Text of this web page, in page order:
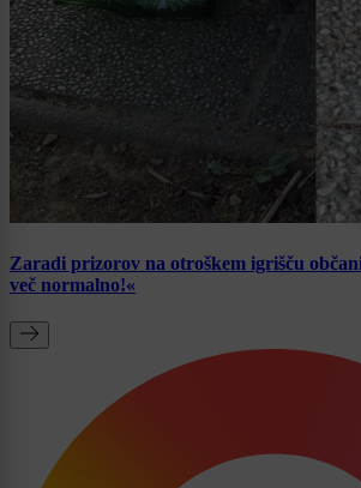
Zaradi prizorov na otroškem igrišču
več normalno!«